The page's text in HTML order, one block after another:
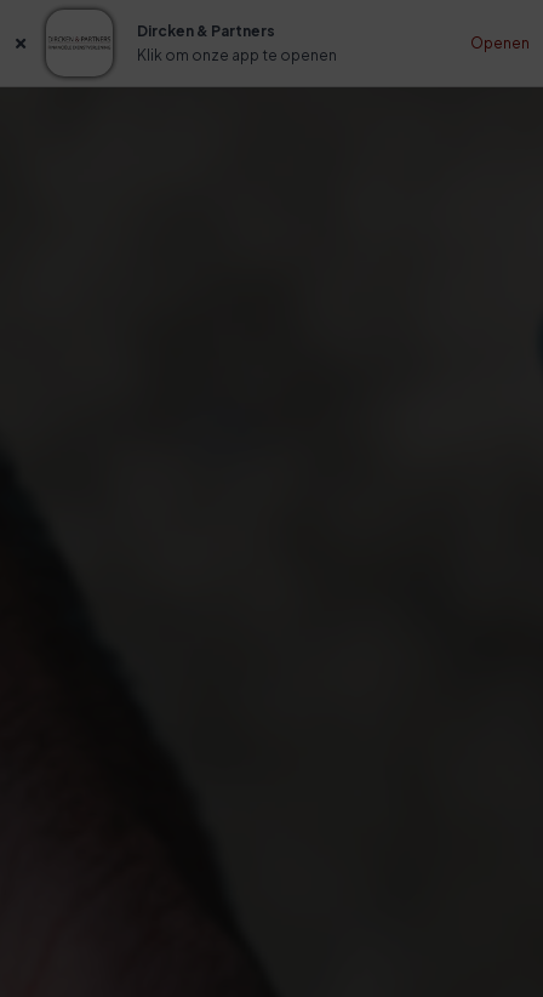
Dircken & Partners
Klik om onze app te openen
Openen